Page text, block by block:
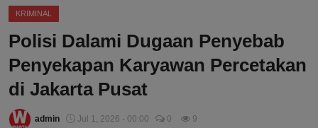
KRIMINAL
Polisi Dalami Dugaan Penyebab
Penyekapan Karyawan Percetakan
di Jakarta Pusat
admin Jul 1, 2026 - 00:00 0 9